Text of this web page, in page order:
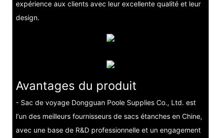
expérience aux clients avec leur excellente qualité et leur
design.
Avantages du produit
- Sac de voyage Dongguan Poole Supplies Co., Ltd. est
l'un des meilleurs fournisseurs de sacs étanches en Chine,
avec une base de R&D professionnelle et un engagement